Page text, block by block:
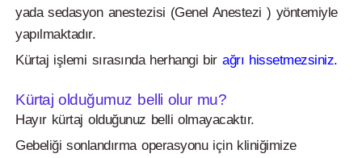
yada sedasyon anestezisi (Genel Anestezi ) yöntemiyle
yapılmaktadır.
Kürtaj işlemi sırasında herhangi birağrı hissetmezsiniz.
Kürtaj olduğumuz belli olur mu?
Hayır kürtaj olduğunuz belli olmayacaktır.
Gebeliği sonlandırma operasyonu için kliniğimize